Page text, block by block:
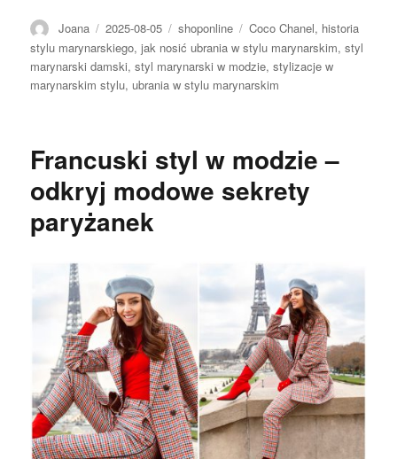
Autor
Joana Opublikowano
2025-08-05 Kategorie
shoponline Tagi
Coco Chanel, historia
stylu marynarskiego,jak nosić ubrania w stylu marynarskim,styl
marynarski damski,styl marynarski w modzie,stylizacje w
marynarskim stylu, ubrania w stylu marynarskim
Francuski styl w modzie –
odkryj modowe sekrety
paryżanek